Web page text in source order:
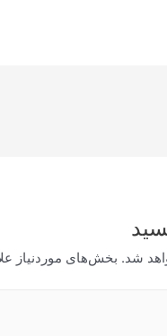
شد. بخش‌های موردنیاز